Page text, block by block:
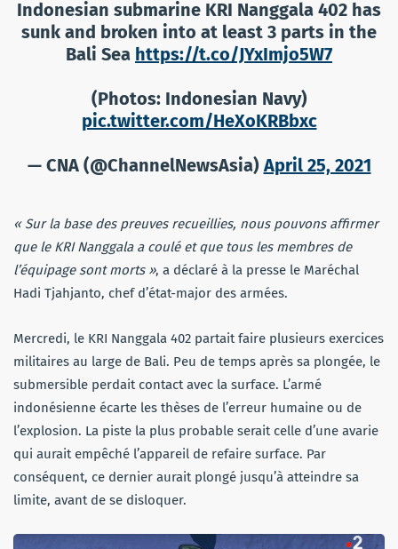
Indonesian submarine KRI Nanggala 402 has
sunk and broken into at least 3 parts in the
Bali Sea https://t.co/JYxImjo5W7
(Photos: Indonesian Navy)
pic.twitter.com/HeXoKRBbxc
— CNA (@ChannelNewsAsia)April 25, 2021
« Sur la base des preuves recueillies, nous pouvons affirmer
que le KRI Nanggala a coulé et que tous les membres de
l’équipage sont morts », a déclaré à la presse le Maréchal
Hadi Tjahjanto, chef d’état-major des armées.
Mercredi, le KRI Nanggala 402 partait faire plusieurs exercices
militaires au large de Bali. Peu de temps après sa plongée, le
submersible perdait contact avec la surface. L’armé
indonésienne écarte les thèses de l’erreur humaine ou de
l’explosion. La piste la plus probable serait celle d’une avarie
qui aurait empêché l’appareil de refaire surface. Par
conséquent, ce dernier aurait plongé jusqu’à atteindre sa
limite, avant de se disloquer.